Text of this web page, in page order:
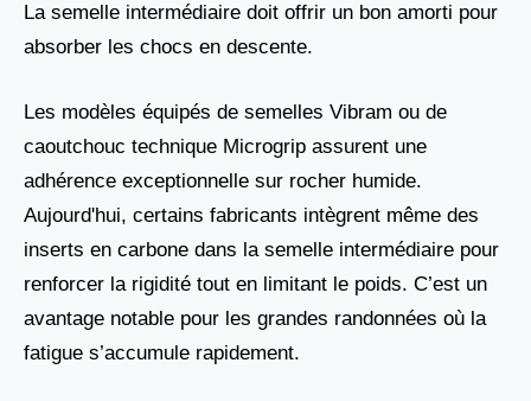
La semelle intermédiaire doit offrir un bon amorti pour
absorber les chocs en descente.
Les modèles équipés de semelles Vibram ou de
caoutchouc technique Microgrip assurent une
adhérence exceptionnelle sur rocher humide.
Aujourd'hui, certains fabricants intègrent même des
inserts en carbone dans la semelle intermédiaire pour
renforcer la rigidité tout en limitant le poids. C’est un
avantage notable pour les grandes randonnées où la
fatigue s’accumule rapidement.